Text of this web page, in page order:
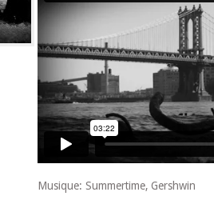
Musique: Summertime, Gershwin